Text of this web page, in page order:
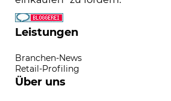
Leistungen
Branchen-News
Retail-Profiling
Über uns